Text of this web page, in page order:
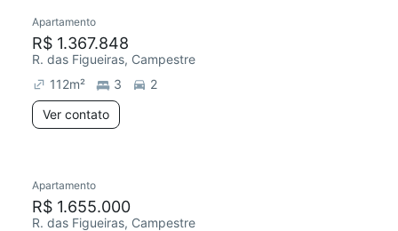
Apartamento
R$ 1.367.848
R. das Figueiras, Campestre
112m² 3
2
Ver contato
Apartamento
R$ 1.655.000
R. das Figueiras, Campestre